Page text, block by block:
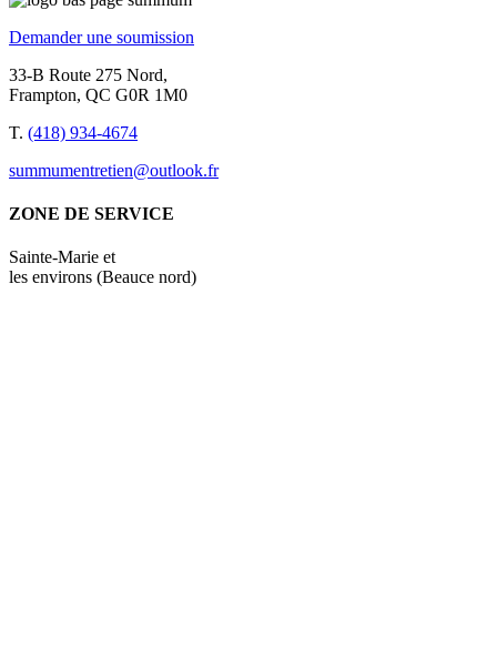
Demander une soumission
33-B Route 275 Nord,
Frampton, QC G0R 1M0
T. (418) 934-4674
summumentretien@outlook.fr
ZONE DE SERVICE
Sainte-Marie et
les environs (Beauce nord)